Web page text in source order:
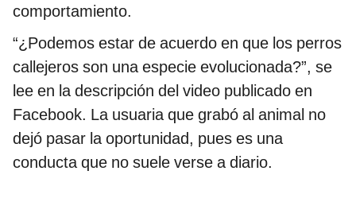
comportamiento.
“¿Podemos estar de acuerdo en que los perros
callejeros son una especie evolucionada?”, se
lee en la descripción del video publicado en
Facebook. La usuaria que grabó al animal no
dejó pasar la oportunidad, pues es una
conducta que no suele verse a diario.